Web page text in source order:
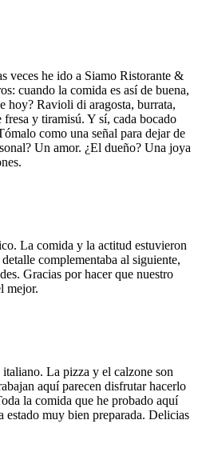
veces he ido a Siamo Ristorante &
cuando la comida es así de buena,
hoy? Ravioli di aragosta, burrata,
y tiramisú. Y sí, cada bocado
como una señal para dejar de
Un amor. ¿El dueño? Una joya
La comida y la actitud estuvieron
complementaba al siguiente,
Gracias por hacer que nuestro
mejor.
La pizza y el calzone son
aquí parecen disfrutar hacerlo
la comida que he probado aquí
estado muy bien preparada. Delicias